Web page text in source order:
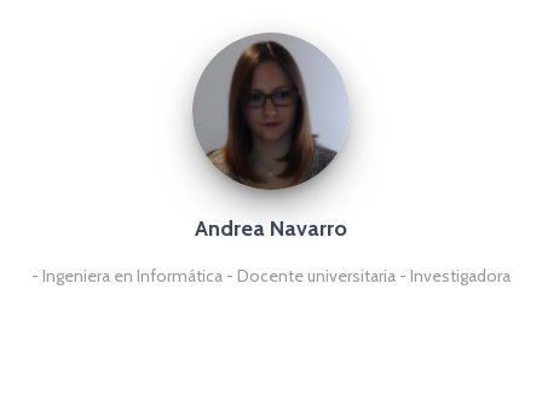
Andrea Navarro
- Ingeniera en Informática - Docente universitaria - Investigadora